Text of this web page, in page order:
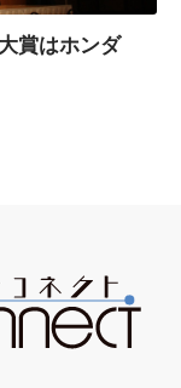
賞はホンダ